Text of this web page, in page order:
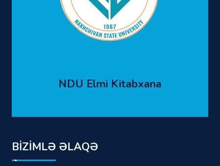
NDU Elmi Kitabxana
BİZİMLƏ ƏLAQƏ